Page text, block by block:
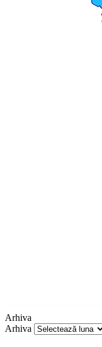
Arhiva
Arhiva